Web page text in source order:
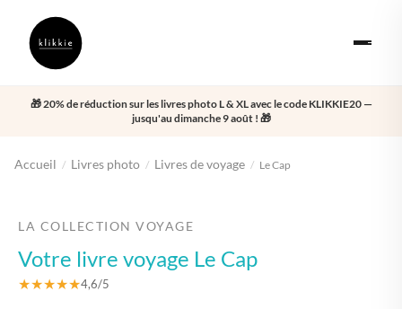
🎁 20% de réduction sur les livres photo L & XL avec le code KLIKKIE20 —
jusqu'au dimanche 9 août ! 🎁
Accueil / Livres photo / Livres de voyage / Le Cap
LA COLLECTION VOYAGE
Votre livre voyage Le Cap
★★★★★4,6/5